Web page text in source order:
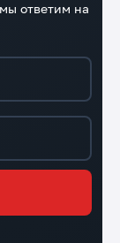
ответим на